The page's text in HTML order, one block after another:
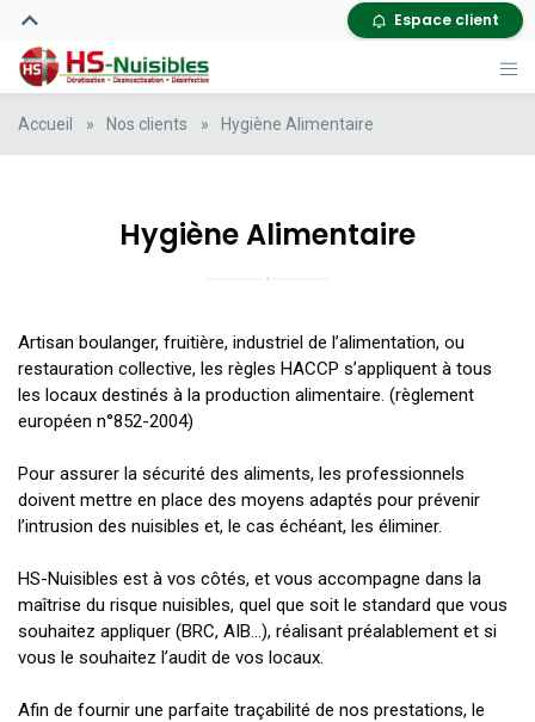
Espace client
Accueil » Nos clients » Hygiène Alimentaire
Hygiène Alimentaire
Artisan boulanger, fruitière, industriel de l’alimentation, ou
restauration collective, les règles HACCP s’appliquent à tous
les locaux destinés à la production alimentaire. (règlement
européen n°852-2004)
Pour assurer la sécurité des aliments, les professionnels
doivent mettre en place des moyens adaptés pour prévenir
l’intrusion des nuisibles et, le cas échéant, les éliminer.
HS-Nuisibles est à vos côtés, et vous accompagne dans la
maîtrise du risque nuisibles, quel que soit le standard que vous
souhaitez appliquer (BRC, AIB…), réalisant préalablement et si
vous le souhaitez l’audit de vos locaux.
Afin de fournir une parfaite traçabilité de nos prestations, le